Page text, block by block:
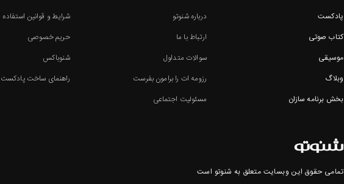
پادکست
کتاب صوتی
موسیقی
وبلاگ
بخش برنامه سازان
درباره شنوتو
ارتباط با ما
سوالات متداول
رزومه ات را برامون بفرست
مسئولیت اجتماعی
شرایط و قوانین استفاده
حریم خصوصی
شنوباکس
راهنمای ساخت پادکست
تمامی حقوق این وبسایت متعلق به شنوتو است